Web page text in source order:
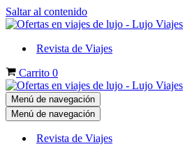
Saltar al contenido
Revista de Viajes
Carrito 0
Menú de navegación
Menú de navegación
Revista de Viajes